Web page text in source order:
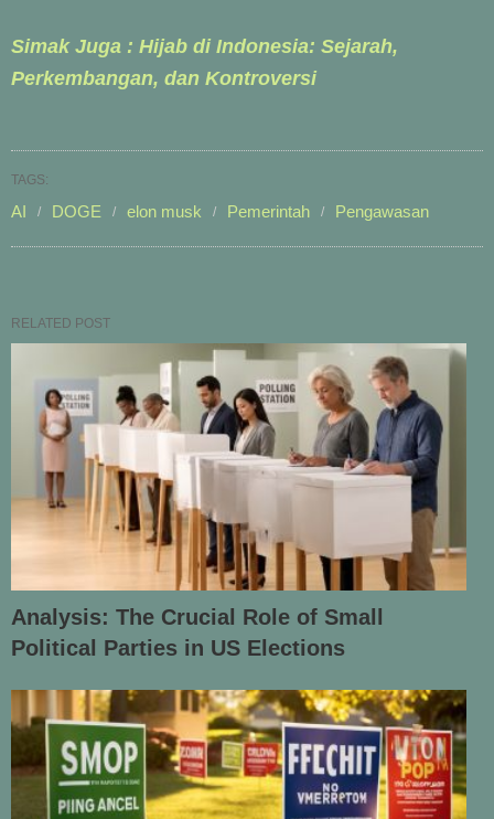
Simak Juga : Hijab di Indonesia: Sejarah,
Perkembangan, dan Kontroversi
TAGS:
AI DOGE elon musk Pemerintah Pengawasan
RELATED POST
Analysis: The Crucial Role of Small
Political Parties in US Elections